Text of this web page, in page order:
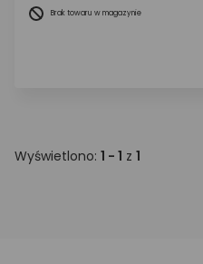
Brak towaru w magazynie
Wyświetlono: 1 - 1 z 1